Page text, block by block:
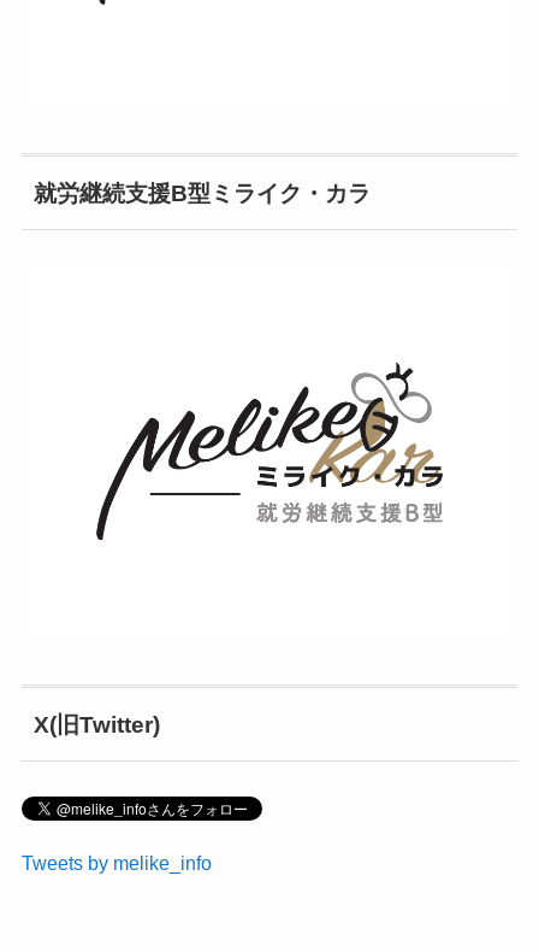
就労継続支援B型ミライク・カラ
X(旧Twitter)
Tweets by melike_info